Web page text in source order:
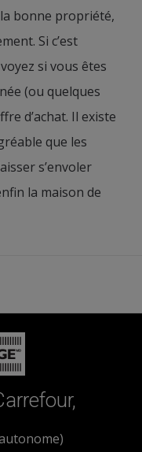
bonne propriété,
Si c’est
si vous êtes
(ou quelques
d’achat. Il existe
que les
s’envoler
la maison de